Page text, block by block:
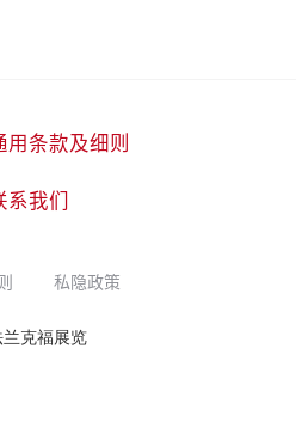
用条款及细则
系我们
私隐政策
克福展览